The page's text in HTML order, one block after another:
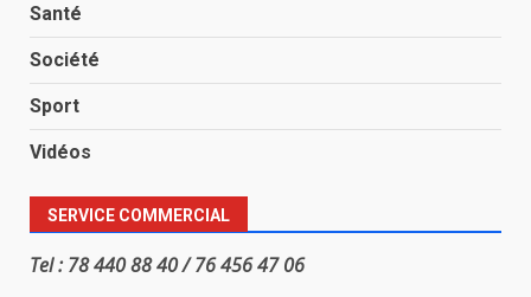
Santé
Société
Sport
Vidéos
SERVICE COMMERCIAL
Tel : 78 440 88 40 / 76 456 47 06